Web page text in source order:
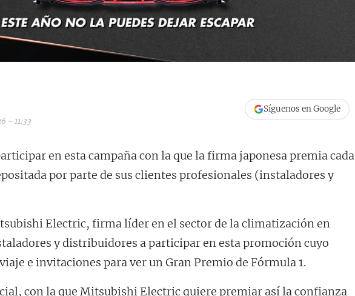
- 11:33
Síguenos en Google
en esta campaña con la que la firma japonesa premia cada
por parte de sus clientes profesionales (instaladores y
Electric, firma líder en el sector de la climatización en
y distribuidores a participar en esta promoción cuyo
e invitaciones para ver un Gran Premio de Fórmula 1.
con la que Mitsubishi Electric quiere premiar así la confianza